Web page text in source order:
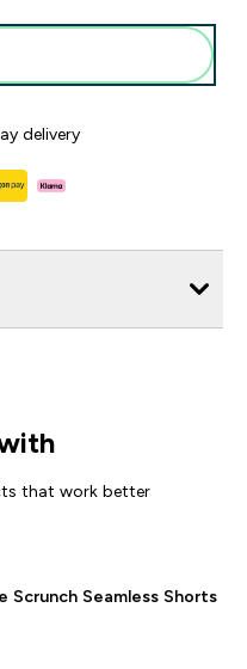
delivery
that work better
Scrunch Seamless Shorts